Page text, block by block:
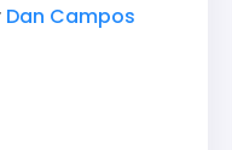
Dan Campos